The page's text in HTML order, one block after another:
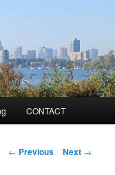
CONTACT
Post
← Previous Next →